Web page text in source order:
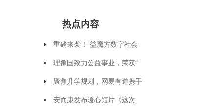
热点内容
重磅来袭！“益魔方数字社会
理象国致力公益事业，荣获“
聚焦升学规划，网易有道携手
安而康发布暖心短片《这次